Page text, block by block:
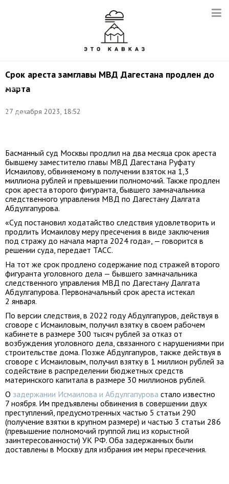
Срок ареста замглавы МВД Дагестана продлен до
марта
27 декабря 2023, 18:52
Руфат
Исмаилов.
Михаил
Басманный суд Москвы продлил на два месяца срок ареста
бывшему заместителю главы МВД Дагестана Руфату
Исмаилову, обвиняемому в получении взяток на 1,3
миллиона рублей и превышении полномочий. Также продлен
срок ареста второго фигуранта, бывшего замначальника
следственного управления МВД по Дагестану Далгата
Абдулгапурова.
«Суд постановил ходатайство следствия удовлетворить и
продлить Исмаилову меру пресечения в виде заключения
под стражу до начала марта 2024 года», — говорится в
решении суда, передает ТАСС.
На тот же срок продлено содержание под стражей второго
фигуранта уголовного дела — бывшего замначальника
следственного управления МВД по Дагестану Далгата
Абдулгапурова. Первоначальный срок ареста истекал
2 января.
По версии следствия, в 2022 году Абдулгапуров, действуя в
сговоре с Исмаиловым, получил взятку в своем рабочем
кабинете в размере 300 тысяч рублей за отказ от
возбуждения уголовного дела, связанного с нарушениями при
строительстве дома. Позже Абдулгапуров, также действуя в
сговоре с Исмаиловым, получил взятку в 1 миллион рублей за
содействие в распределении бюджетных средств
материнского капитала в размере 30 миллионов рублей.
О задержании Исмаилова и Абдулгапурова стало известно
7 ноября. Им предъявлены обвинения в совершении двух
преступлений, предусмотренных частью 5 статьи 290
(получение взятки в крупном размере) и частью 3 статьи 286
(превышение полномочий группой лиц из корыстной
заинтересованности) УК РФ. Оба задержанных были
доставлены в Москву для избрания им меры пресечения.